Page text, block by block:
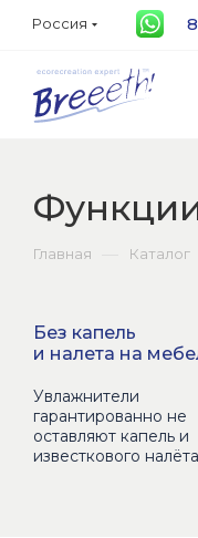
Россия
Главная Каталог
Без капель
и налета на
Увлажнители
гарантированно не
оставляют капель и
известкового налёта